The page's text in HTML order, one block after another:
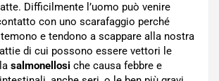
Difficilmente l’uomo può venire
con uno scarafaggio perché
e tendono a scappare alla nostra
di cui possono essere vettori le
salmonellosi che causa febbre e